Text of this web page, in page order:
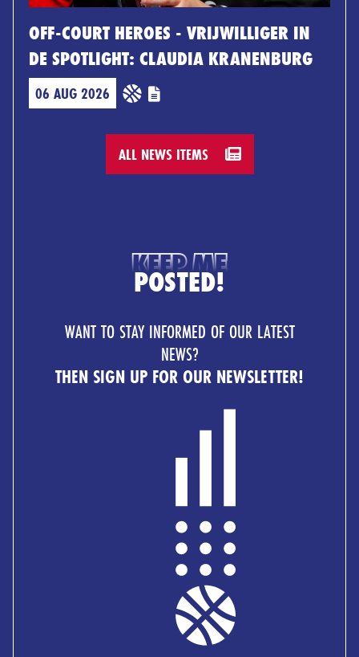
OFF-COURT HEROES - VRIJWILLIGER IN
DE SPOTLIGHT: CLAUDIA KRANENBURG
06 AUG 2026
ALL NEWS ITEMS
KEEP ME
POSTED!
WANT TO STAY INFORMED OF OUR LATEST
NEWS?
THEN SIGN UP FOR OUR NEWSLETTER!